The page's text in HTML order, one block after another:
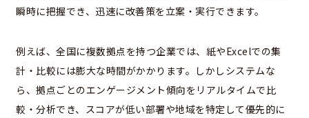
瞬時に把握でき、迅速に改善策を立案・実行できます。
例えば、全国に複数拠点を持つ企業では、紙やExcelでの集
計・比較には膨大な時間がかかります。しかしシステムな
ら、拠点ごとのエンゲージメント傾向をリアルタイムで比
較・分析でき、スコアが低い部署や地域を特定して優先的に